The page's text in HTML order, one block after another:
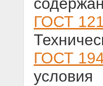
ГОСТ
ГОСТ
условия